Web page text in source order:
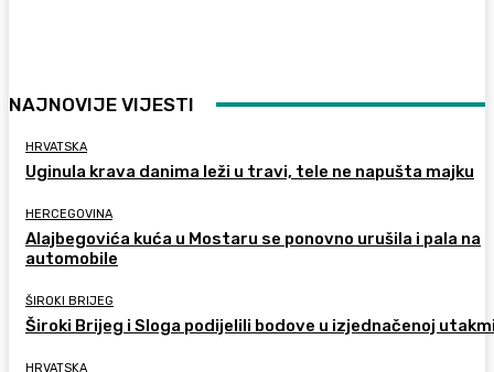
NAJNOVIJE VIJESTI
HRVATSKA
Uginula krava danima leži u travi, tele ne napušta majku
HERCEGOVINA
Alajbegovića kuća u Mostaru se ponovno urušila i pala na
automobile
ŠIROKI BRIJEG
Široki Brijeg i Sloga podijelili bodove u izjednačenoj
HRVATSKA